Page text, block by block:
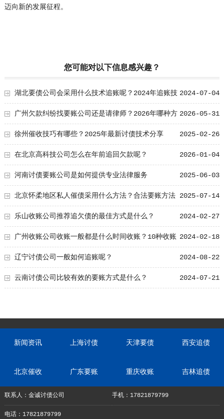
迈向新的发展征程。
您可能对以下信息感兴趣？
2024-07-04
湖北要债公司会采用什么技术追账呢？2024年追账技
术大总结！ 2026-05-31
广州欠款纠纷找要账公司还是请律师？2026年哪种方
式更快呢？ 2025-02-26
徐州催收技巧有哪些？2025年最新讨债技术分享
2026-01-04
在北京高科技公司怎么在年前追回欠款呢？
2025-06-03
河南讨债要账公司是如何提供专业法律服务
2025-07-14
北京怀柔地区私人催债采用什么方法？合法要账方法
大总结！ 2024-02-27
乐山收账公司推荐追欠债的最佳方式是什么？
2024-02-18
广州收账公司收账一般都是什么时间收账？10种收账
新方式 2024-08-22
辽宁讨债公司一般如何追账呢？
2024-07-21
云南讨债公司比较有效的要账方式是什么？
新闻资讯 上海讨债 天津要债 西安追债
北京催收 广东要账 重庆收账 吉林追债
联系人：金诚讨债公司 手机：17821879799
电话：17821879799